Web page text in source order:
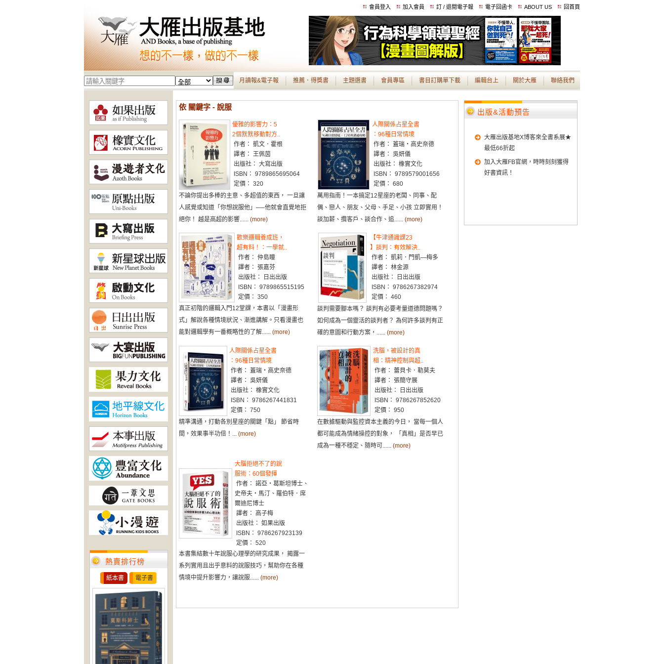
會員登入 加入會員 訂 / 退閱電子報 電子回函卡 ABOUT US 回首頁
月讀報&電子報 推薦．得獎書 主題選書 會員專區 書目訂購單下載 編輯台上 關於大雁 聯絡我們
熱賣排行榜
紙本書 電子書
依 關鍵字 - 說服
優雅的影響力：5
2個默默移動對方..
作者： 凱文．霍根
譯者： 王佩茵
出版社： 大寫出版
ISBN： 9789865695064
定價： 320
不論你提出多棒的主意、多超值的東西， 一旦讓
人感覺或知道「你想說服他」──他就會直覺地拒
絕你！ 越是高超的影響...... (more)
人際關係占星全書
：96種日常情境
作者： 蓋瑞・高史奈德
譯者： 吳妍儀
出版社： 橡實文化
ISBN： 9789579001656
定價： 680
萬用指南！一本搞定12星座的老闆、同事、配
偶、戀人、朋友、父母、手足、小孩 立即實用！
談加薪、攬客戶、談合作、追...... (more)
歡樂邏輯養成班，
超有料！：一學就..
作者： 仲島瞳
譯者： 張嘉芬
出版社： 日出出版
ISBN： 9789865515195
定價： 350
真正初階的邏輯入門12堂課，本書以「漫畫形
式」解說各種情境狀況、漸進講解。只看漫畫也
能對邏輯學有一番概略性的了解...... (more)
【牛津通識課23
】談判：有效解決..
作者： 凱莉．門凱—梅多
譯者： 林金源
出版社： 日出出版
ISBN： 9786267382974
定價： 460
談判需要腳本嗎？ 談判有必要考量道德問題嗎？
如何成為一個靈活的談判者？ 為何許多談判有正
確的意圖和行動方案，...... (more)
人際關係占星全書
：96種日常情境
作者： 蓋瑞・高史奈德
譯者： 吳妍儀
出版社： 橡實文化
ISBN： 9786267441831
定價： 750
精準溝通，打動各別星座的關鍵「點」 節省時
間，效果事半功倍！... (more)
洗腦，被設計的真
相：精神控制與超..
作者： 蕾貝卡．勒莫夫
譯者： 張簡守展
出版社： 日出出版
ISBN： 9786267852620
定價： 950
在數據驅動與監控資本主義的今日， 當每一個人
都可能成為情緒操控的對象， 「真相」是否早已
成為一種不穩定、隨時可...... (more)
大腦拒絕不了的說
服術：60個發揮
作者： 諾亞‧葛斯坦博士、
史帝夫‧馬汀、羅伯特．席
爾迪尼博士
譯者： 高子梅
出版社： 如果出版
ISBN： 9786267923139
定價： 520
本書集結數十年說服心理學的研究成果， 揭露一
系列實用且出乎意料的說服技巧，幫助你在各種
情境中提升影響力，讓說服...... (more)
出版&活動預告
大雁出版基地X博客來全書系展★
最低66折起
加入大雁FB官網，時時刻刻獲得
好書資訊！